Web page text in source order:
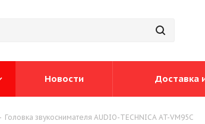
Новости Доставка
- Головка звукоснимателя AUDIO-TECHNICA AT-VM95С